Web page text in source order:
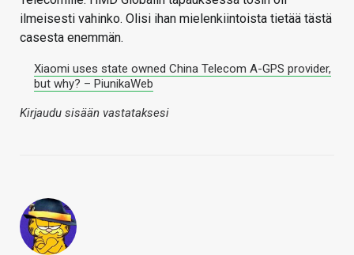
ilmeisesti vahinko. Olisi ihan mielenkiintoista tietää tästä
casesta enemmän.
Xiaomi uses state owned China Telecom A-GPS provider,
but why? – PiunikaWeb
Kirjaudu sisään vastataksesi